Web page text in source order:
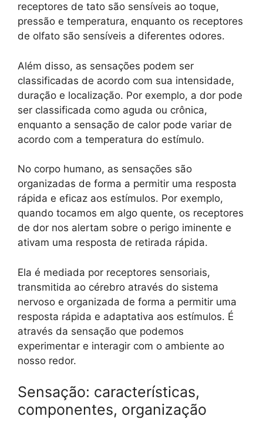
receptores de tato são sensíveis ao toque,
pressão e temperatura, enquanto os receptores
de olfato são sensíveis a diferentes odores.
Além disso, as sensações podem ser
classificadas de acordo com sua intensidade,
duração e localização. Por exemplo, a dor pode
ser classificada como aguda ou crônica,
enquanto a sensação de calor pode variar de
acordo com a temperatura do estímulo.
No corpo humano, as sensações são
organizadas de forma a permitir uma resposta
rápida e eficaz aos estímulos. Por exemplo,
quando tocamos em algo quente, os receptores
de dor nos alertam sobre o perigo iminente e
ativam uma resposta de retirada rápida.
Ela é mediada por receptores sensoriais,
transmitida ao cérebro através do sistema
nervoso e organizada de forma a permitir uma
resposta rápida e adaptativa aos estímulos. É
através da sensação que podemos
experimentar e interagir com o ambiente ao
nosso redor.
Sensação: características,
componentes, organização